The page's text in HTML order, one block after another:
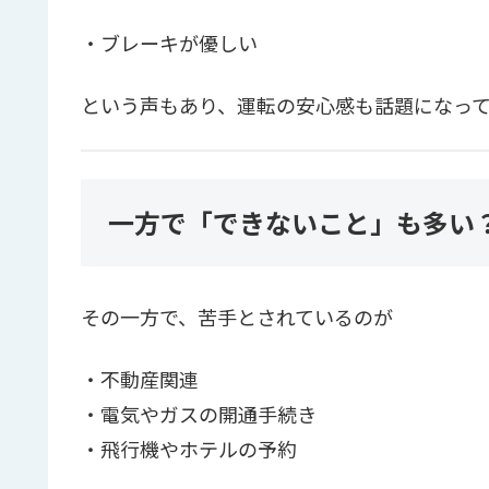
・ブレーキが優しい
という声もあり、運転の安心感も話題になって
一方で「できないこと」も多い
その一方で、苦手とされているのが
・不動産関連
・電気やガスの開通手続き
・飛行機やホテルの予約